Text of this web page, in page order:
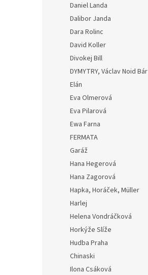
Daniel Landa
Dalibor Janda
Dara Rolinc
David Koller
Divokej Bill
DYMYTRY, Václav Noid
Elán
Eva Olmerová
Eva Pilarová
Ewa Farna
FERMATA
Garáž
Hana Hegerová
Hana Zagorová
Hapka, Horáček, Müller
Harlej
Helena Vondráčková
Horkýže Slíže
Hudba Praha
Chinaski
Ilona Csáková